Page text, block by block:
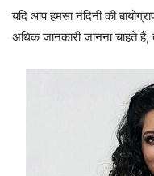
यदि आप हमसा नंदिनी की
अधिक जानकारी जानना चाहते